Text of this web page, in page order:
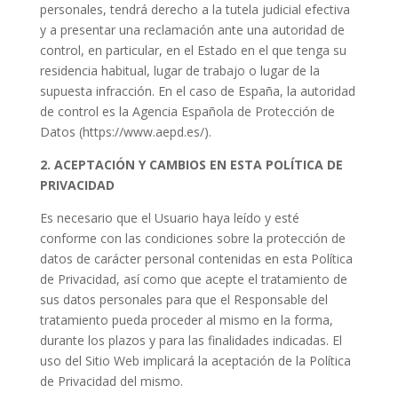
personales, tendrá derecho a la tutela judicial efectiva
y a presentar una reclamación ante una autoridad de
control, en particular, en el Estado en el que tenga su
residencia habitual, lugar de trabajo o lugar de la
supuesta infracción. En el caso de España, la autoridad
de control es la Agencia Española de Protección de
Datos (https://www.aepd.es/).
2. ACEPTACIÓN Y CAMBIOS EN ESTA POLÍTICA DE
PRIVACIDAD
Es necesario que el Usuario haya leído y esté
conforme con las condiciones sobre la protección de
datos de carácter personal contenidas en esta Política
de Privacidad, así como que acepte el tratamiento de
sus datos personales para que el Responsable del
tratamiento pueda proceder al mismo en la forma,
durante los plazos y para las finalidades indicadas. El
uso del Sitio Web implicará la aceptación de la Política
de Privacidad del mismo.